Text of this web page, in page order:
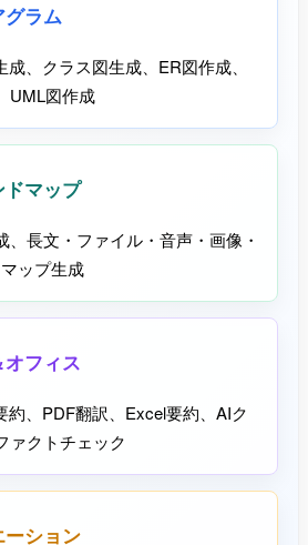
ラム
、クラス図生成、ER図作成、
UML図作成
マップ
、長文・ファイル・音声・画像・
ップ生成
フィス
約、PDF翻訳、Excel要約、AIク
ァクトチェック
ション